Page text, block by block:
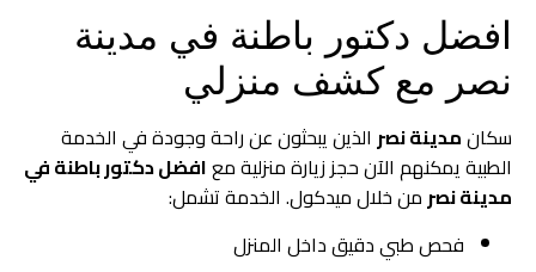
افضل دكتور باطنة في مدينة
نصر مع كشف منزلي
سكانمدينة نصر الذين يبحثون عن راحة وجودة في الخدمة
الطبية يمكنهم الآن حجز زيارة منزلية معافضل دكتور باطنة في
مدينة نصرمن خلال ميدكول. الخدمة تشمل:
فحص طبي دقيق داخل المنزل